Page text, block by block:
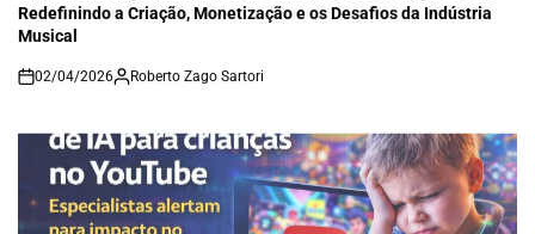
Redefinindo a Criação, Monetização e os Desafios da Indústria
Musical
on
02/04/2026 Roberto Zago Sartori